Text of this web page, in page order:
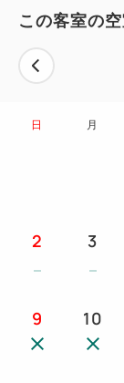
けます。
この客室の
日 月
2 3
9 10